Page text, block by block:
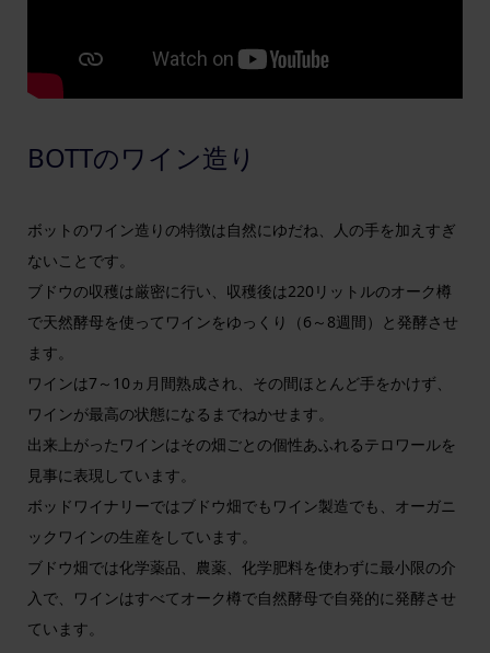
BOTTのワイン造り
ボットのワイン造りの特徴は自然にゆだね、人の手を加えすぎ
ないことです。
ブドウの収穫は厳密に行い、収穫後は220リットルのオーク樽
で天然酵母を使ってワインをゆっくり（6～8週間）と発酵させ
ます。
ワインは7～10ヵ月間熟成され、その間ほとんど手をかけず、
ワインが最高の状態になるまでねかせます。
出来上がったワインはその畑ごとの個性あふれるテロワールを
見事に表現しています。
ボッドワイナリーではブドウ畑でもワイン製造でも、オーガニ
ックワインの生産をしています。
ブドウ畑では化学薬品、農薬、化学肥料を使わずに最小限の介
入で、ワインはすべてオーク樽で自然酵母で自発的に発酵させ
ています。